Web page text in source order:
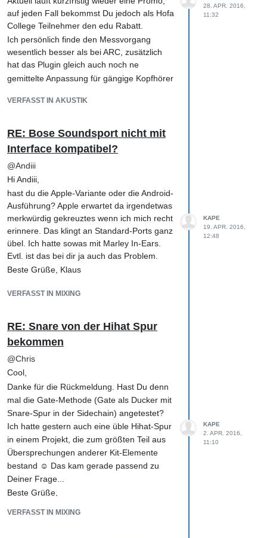
eher vorsichtig.
Wenn ich dann beim weiteren Hören merke,
dass irgendwo etwas wummert, blechern
klingt, ins Ohr schneidet o.ä., dann schaue
ich, welche Spuren bzw welche Signale da
gerade 'aktiv' sind. Diese Tracks höre ich
mir dann mal solo und wieder in Summe an,
Frequenzbereiche ausgedünnt oder gar
ganz entfernt (Low/Highpass) werden
können, ohne das der Instrumentenspur
etwas Wichtiges im Mix fehlt.
Hierbei EQe ich vornehmlich beim Hören
der Summe, denn genau so soll das Signal
ja auch funktionieren... eben nicht Solo.
Es gibt natürlich auch Resonanzen, die an
sich störend bzw überbetont sind. Die kann
man durch Hören und mit einem Analyzer
identifizieren. Dann gibt es auch
Teilüberlappungen wie zB bei Kick/Bass, bei
dem EQ bearbeitet, um jeweils vornehmlich
machen (eine Kick hat idR halt ein paar
feste Frequenzanteile, die der Bass nicht
auch noch gleichzeitig ausgeprägt belegen
sollte).
Mit der Zeit bekommt man ein Gefühl bzw
Gehör für das Ganze und trifft schneller den
Bereich, der bearbeitet werden sollte. Und
mit dem EQing eines Signals kommen oft
gleich andere auf einmal besser zur
Geltung, das ist ja der Sinn des Ganzen. ;-)
Ich persönlich entferne mittlerweile zunächst
grundsätzlich mit dem EQ, einfach aus dem
Grund, weil ich damit das Signal eher leiser
mache und somit viel besser beurteilen
Mix oder in der Gruppensumme tut. Das
Dinge im Mix auch stark beinflussen.
Weniger ist hierbei wirklich mehr...
entschuldige das leichte OffTopic...
Beste Grüße,
Klaus
Beste Grüße,
Klaus
auf jeden Fall bekommst Du jedoch als Hofa
College Teilnehmer den edu Rabatt.
Ich persönlich finde den Messvorgang
wesentlich besser als bei ARC, zusätzlich
hat das Plugin gleich auch noch ne
gemittelte Anpassung für gängige Kopfhörer
ausgiebig CPU Zeit nuckelt, ist mir
VERFASST IN AKUSTIK
28. APR. 2016,
11:32
RE: Bose Soundsport nicht mit
Interface kompatibel?
@Andiii
Hi Andiii,
hast du die Apple-Variante oder die Android-
Ausführung? Apple erwartet da irgendetwas
merkwürdig gekreuztes wenn ich mich recht
erinnere. Das klingt an Standard-Ports ganz
übel. Ich hatte sowas mit Marley In-Ears.
Evtl. ist das bei dir ja auch das Problem.
Beste Grüße, Klaus
VERFASST IN MIXING
KAPE
19. APR. 2016,
12:48
RE: Snare von der Hihat Spur
bekommen
@Chris
Cool,
Danke für die Rückmeldung. Hast Du denn
mal die Gate-Methode (Gate als Ducker mit
Snare-Spur in der Sidechain) angetestet?
Ich hatte gestern auch eine üble Hihat-Spur
in einem Projekt, die zum größten Teil aus
Übersprechungen anderer Kit-Elemente
bestand ☺ Das kam gerade passend zu
Deiner Frage...
Beste Grüße,
VERFASST IN MIXING
KAPE
2. APR. 2016,
11:10